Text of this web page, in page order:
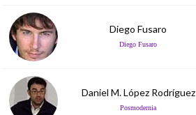
Diego Fusaro
Diego Fusaro
Daniel M. López Rodríguez
Posmodernia